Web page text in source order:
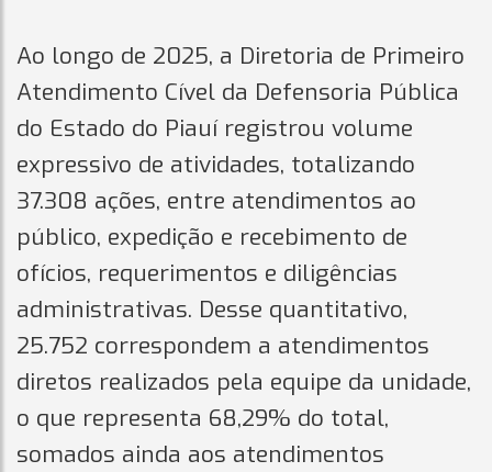
Ao longo de 2025, a Diretoria de Primeiro
Atendimento Cível da Defensoria Pública
do Estado do Piauí registrou volume
expressivo de atividades, totalizando
37.308 ações, entre atendimentos ao
público, expedição e recebimento de
ofícios, requerimentos e diligências
administrativas. Desse quantitativo,
25.752 correspondem a atendimentos
diretos realizados pela equipe da unidade,
o que representa 68,29% do total,
somados ainda aos atendimentos